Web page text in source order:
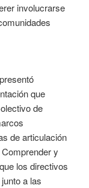
involucrarse
que
de
de articulación
y
los directivos
a las